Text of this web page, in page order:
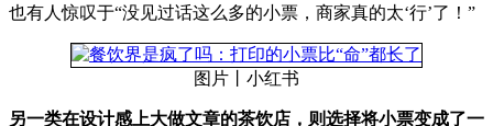
也有人惊叹于“没见过话这么多的小票，商家真的太‘行’了！”
图片丨小红书
另一类在设计感上大做文章的茶饮店，则选择将小票变成了一